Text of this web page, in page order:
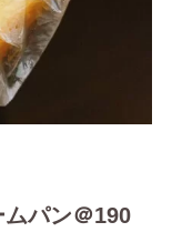
パン＠190